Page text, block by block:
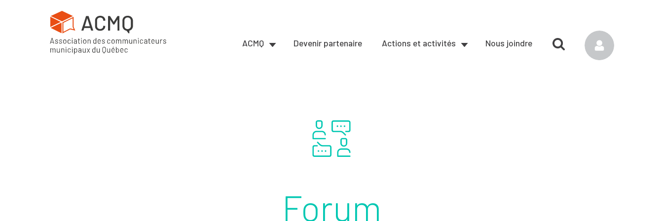
ACMQ Devenir partenaire Actions et activités Nous joindre
Forum